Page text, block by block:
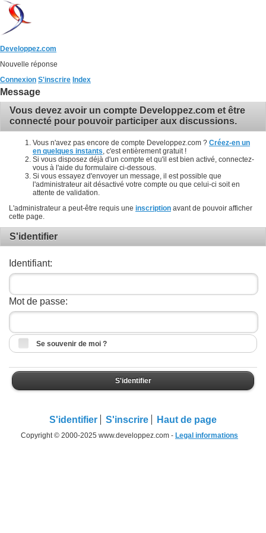
Developpez.com
Nouvelle réponse
Connexion S'inscrire Index
Message
Vous devez avoir un compte Developpez.com et être
connecté pour pouvoir participer aux discussions.
Vous n'avez pas encore de compte Developpez.com ? Créez-en un
en quelques instants , c'est entièrement gratuit !
Si vous disposez déjà d'un compte et qu'il est bien activé, connectez-
vous à l'aide du formulaire ci-dessous.
Si vous essayez d'envoyer un message, il est possible que
l'administrateur ait désactivé votre compte ou que celui-ci soit en
attente de validation.
L'administrateur a peut-être requis une inscription avant de pouvoir afficher
cette page.
S'identifier
Identifiant:
Mot de passe:
Se souvenir de moi ?
S'identifier
S'identifier S'inscrire Haut de page
Copyright © 2000-2025 www.developpez.com - Legal informations